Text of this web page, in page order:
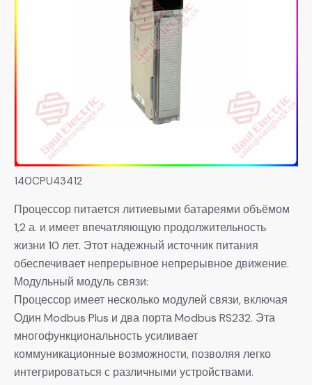
140CPU43412
Процессор питается литиевыми батареями объёмом
1,2 а. и имеет впечатляющую продолжительность
жизни 10 лет. Этот надежный источник питания
обеспечивает непрерывное непрерывное движение.
Модульный модуль связи:
Процессор имеет несколько модулей связи, включая
Один Modbus Plus и два порта Modbus RS232. Эта
многофункциональность усиливает
коммуникационные возможности, позволяя легко
интегрироваться с различными устройствами.